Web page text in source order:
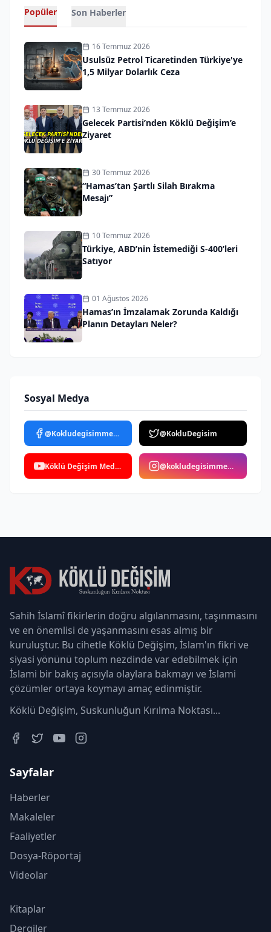
Popüler Son Haberler
16 Temmuz 2026
Usulsüz Petrol Ticaretinden Türkiye'ye
1,5 Milyar Dolarlık Ceza
13 Temmuz 2026
Gelecek Partisi’nden Köklü Değişim’e
Ziyaret
30 Temmuz 2026
“Hamas’tan Şartlı Silah Bırakma
Mesajı”
10 Temmuz 2026
Türkiye, ABD’nin İstemediği S-400’leri
Satıyor
01 Ağustos 2026
Hamas’ın İmzalamak Zorunda Kaldığı
Planın Detayları Neler?
Sosyal Medya
@Kokludegisimmedya @KokluDegisim
Köklü Değişim Medya @kokludegisimmedya
Sahih İslamî fikirlerin doğru algılanmasını, taşınmasını
ve en önemlisi de yaşanmasını esas almış bir
kuruluştur. Bu cihetle Köklü Değişim, İslam'ın fikri ve
siyasi yönünü toplum nezdinde var edebilmek için
İslami bir bakış açısıyla olaylara bakmayı ve İslami
çözümler ortaya koymayı amaç edinmiştir.
Köklü Değişim, Suskunluğun Kırılma Noktası...
Sayfalar
Haberler
Makaleler
Faaliyetler
Dosya-Röportaj
Videolar
Kitaplar
Dergiler